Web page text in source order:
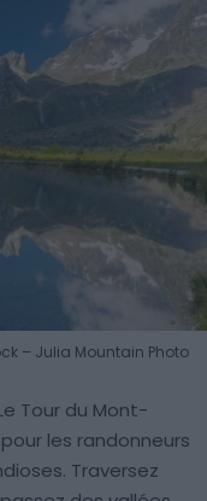
– Julia Mountain Photo
Tour du Mont-
les randonneurs
Traversez